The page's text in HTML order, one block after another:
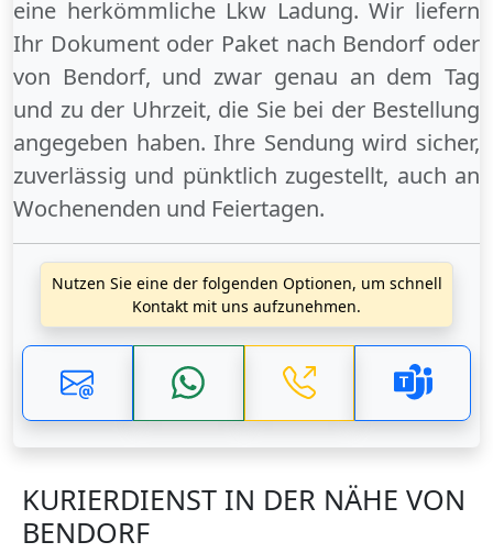
eine herkömmliche Lkw Ladung. Wir liefern
Ihr Dokument oder Paket nach Bendorfoder
von Bendorf, und zwar genau an dem Tag
und zu der Uhrzeit, die Sie bei der Bestellung
angegeben haben. Ihre Sendung wird sicher,
zuverlässig und pünktlich zugestellt, auch an
Wochenenden und Feiertagen.
Nutzen Sie eine der folgenden Optionen, um schnell
Kontakt mit uns aufzunehmen.
KURIERDIENST IN DER NÄHE VON
BENDORF